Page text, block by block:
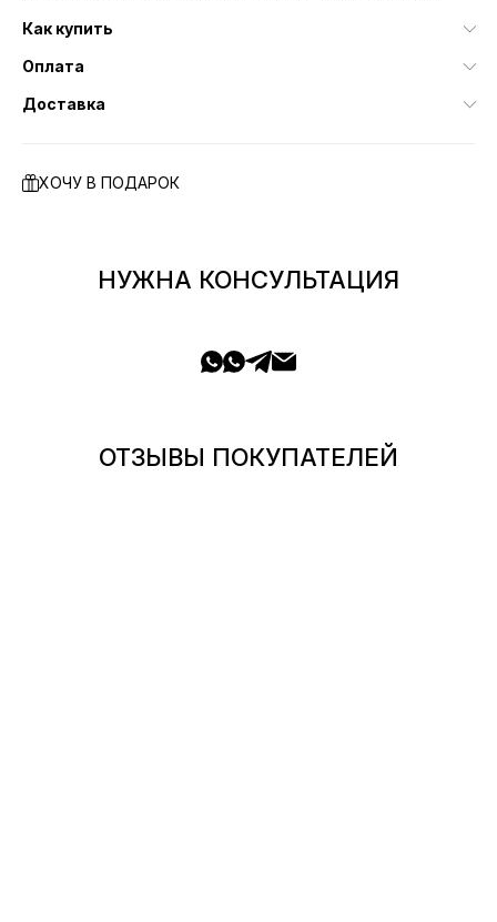
Как купить
Оплата
Доставка
ХОЧУ В ПОДАРОК
НУЖНА КОНСУЛЬТАЦИЯ
ОТЗЫВЫ ПОКУПАТЕЛЕЙ